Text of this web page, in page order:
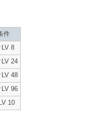
件
LV 8
24
48
96
10